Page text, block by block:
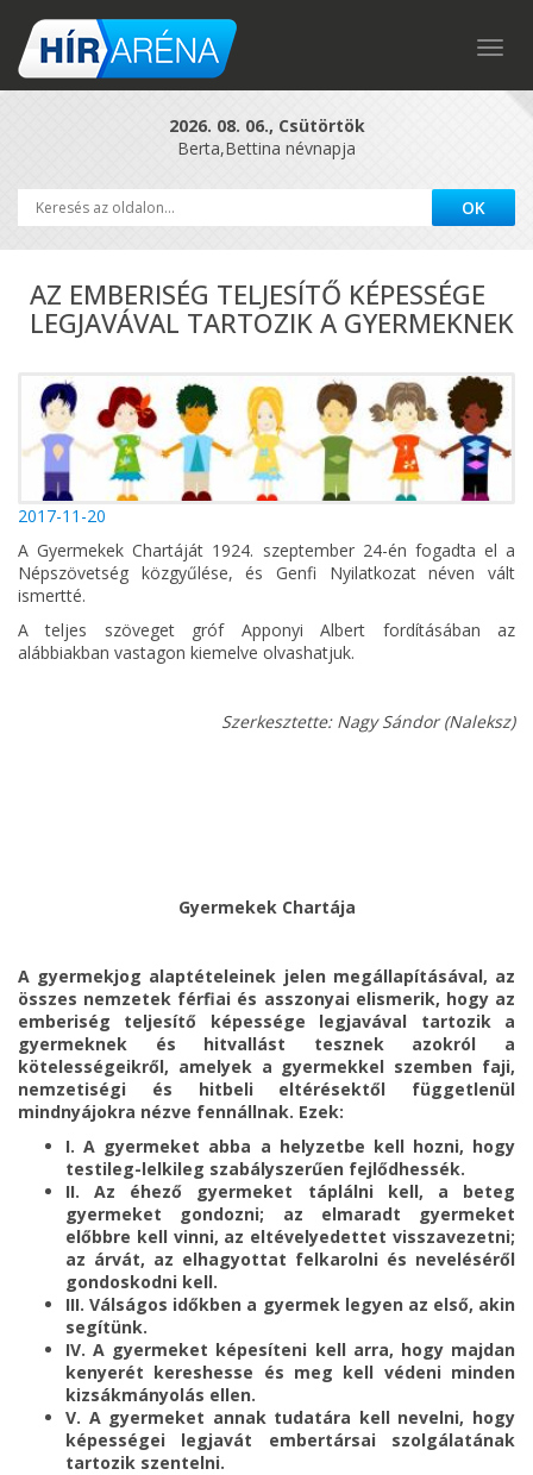
2026. 08. 06., Csütörtök
Berta,Bettina névnapja
AZ EMBERISÉG TELJESÍTŐ KÉPESSÉGE
LEGJAVÁVAL TARTOZIK A GYERMEKNEK
2017-11-20
A Gyermekek Chartáját 1924. szeptember 24-én fogadta el a
Népszövetség közgyűlése, és Genfi Nyilatkozat néven vált
ismertté.
A teljes szöveget gróf Apponyi Albert fordításában az
alábbiakban vastagon kiemelve olvashatjuk.
Szerkesztette: Nagy Sándor (Naleksz)
Gyermekek Chartája
A gyermekjog alaptételeinek jelen megállapításával, az
összes nemzetek férfiai és asszonyai elismerik, hogy az
emberiség teljesítő képessége legjavával tartozik a
gyermeknek és hitvallást tesznek azokról a
kötelességeikről, amelyek a gyermekkel szemben faji,
nemzetiségi és hitbeli eltérésektől függetlenül
mindnyájokra nézve fennállnak. Ezek:
I. A gyermeket abba a helyzetbe kell hozni, hogy
testileg-lelkileg szabályszerűen fejlődhessék.
II. Az éhező gyermeket táplálni kell, a beteg
gyermeket gondozni; az elmaradt gyermeket
előbbre kell vinni, az eltévelyedettet visszavezetni;
az árvát, az elhagyottat felkarolni és neveléséről
gondoskodni kell.
III. Válságos időkben a gyermek legyen az első, akin
segítünk.
IV. A gyermeket képesíteni kell arra, hogy majdan
kenyerét kereshesse és meg kell védeni minden
kizsákmányolás ellen.
V. A gyermeket annak tudatára kell nevelni, hogy
képességei legjavát embertársai szolgálatának
tartozik szentelni.